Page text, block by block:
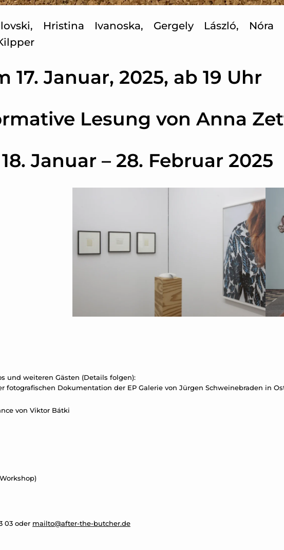
Hristina Ivanoska, Gergely László, Nóra
17. Januar, 2025, ab 19 Uhr
Lesung von Anna
Januar – 28. Februar 2025
und weiteren Gästen (Details folgen):
fotografischen Dokumentation der EP Galerie von Jürgen Schweinebraden in
von Viktor Bátki
03 oder mailto@after-the-butcher.de